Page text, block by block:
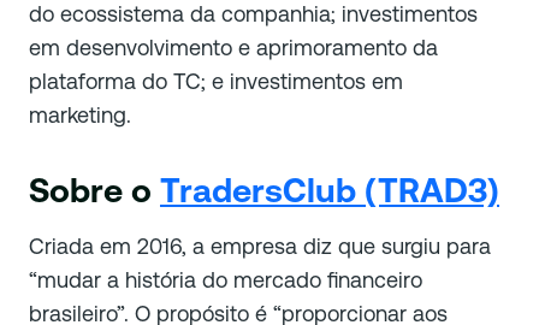
do ecossistema da companhia; investimentos
em desenvolvimento e aprimoramento da
plataforma do TC; e investimentos em
marketing.
Sobre o TradersClub (TRAD3)
Criada em 2016, a empresa diz que surgiu para
“mudar a história do mercado financeiro
brasileiro”. O propósito é “proporcionar aos